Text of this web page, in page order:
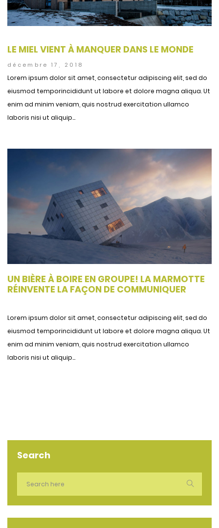
LE MIEL VIENT À MANQUER DANS LE MONDE
décembre 17, 2018
Lorem ipsum dolor sit amet, consectetur adipiscing elit, sed do
eiusmod temporincididunt ut labore et dolore magna aliqua. Ut
enim ad minim veniam, quis nostrud exercitation ullamco
laboris nisi ut aliquip...
UN BIÈRE À BOIRE EN GROUPE! LA MARMOTTE
RÉINVENTE LA FAÇON DE COMMUNIQUER
Lorem ipsum dolor sit amet, consectetur adipiscing elit, sed do
eiusmod temporincididunt ut labore et dolore magna aliqua. Ut
enim ad minim veniam, quis nostrud exercitation ullamco
laboris nisi ut aliquip...
Search